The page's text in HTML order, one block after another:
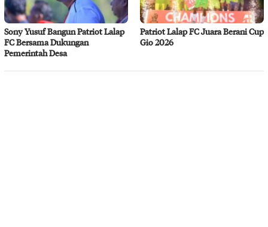
Sony Yusuf Bangun Patriot Lalap
FC Bersama Dukungan
Pemerintah Desa
Patriot Lalap FC Juara Berani Cup
Gio 2026